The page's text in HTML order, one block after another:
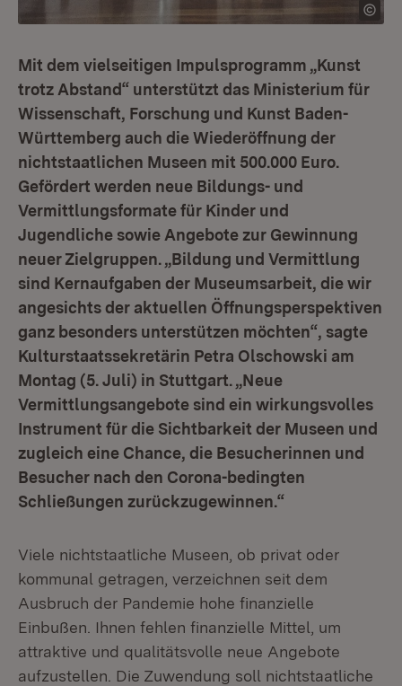
Mit dem vielseitigen Impulsprogramm „Kunst
trotz Abstand“ unterstützt das Ministerium für
Wissenschaft, Forschung und Kunst Baden-
Württemberg auch die Wiederöffnung der
nichtstaatlichen Museen mit 500.000 Euro.
Gefördert werden neue Bildungs- und
Vermittlungsformate für Kinder und
Jugendliche sowie Angebote zur Gewinnung
neuer Zielgruppen. „Bildung und Vermittlung
sind Kernaufgaben der Museumsarbeit, die wir
angesichts der aktuellen Öffnungsperspektiven
ganz besonders unterstützen möchten“, sagte
Kulturstaatssekretärin Petra Olschowski am
Montag (5. Juli) in Stuttgart. „Neue
Vermittlungsangebote sind ein wirkungsvolles
Instrument für die Sichtbarkeit der Museen und
zugleich eine Chance, die Besucherinnen und
Besucher nach den Corona-bedingten
Schließungen zurückzugewinnen.“
Viele nichtstaatliche Museen, ob privat oder
kommunal getragen, verzeichnen seit dem
Ausbruch der Pandemie hohe finanzielle
Einbußen. Ihnen fehlen finanzielle Mittel, um
attraktive und qualitätsvolle neue Angebote
aufzustellen. Die Zuwendung soll nichtstaatliche